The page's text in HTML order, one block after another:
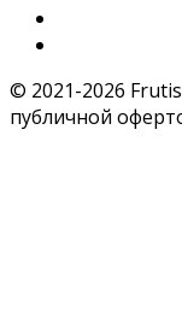
© 2021-2026
публичной